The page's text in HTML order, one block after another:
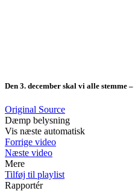
Den 3. december skal vi alle stemme
Original Source
Dæmp belysning
Vis næste automatisk
Forrige video
Næste video
Mere
Tilføj til playlist
Rapportér